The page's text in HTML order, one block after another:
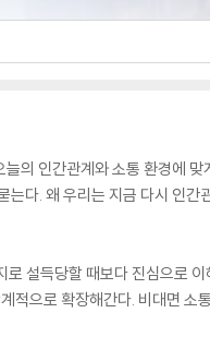
의 인간관계와 소통 환경에 맞
는다. 왜 우리는 지금 다시 인간
설득당할 때보다 진심으로 이
적으로 확장해간다. 비대면 소